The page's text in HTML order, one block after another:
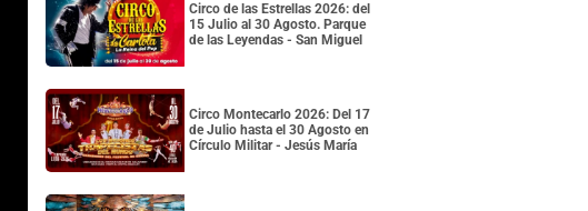
Circo de las Estrellas 2026: del
15 Julio al 30 Agosto. Parque
de las Leyendas - San Miguel
Circo Montecarlo 2026: Del 17
de Julio hasta el 30 Agosto en
Círculo Militar - Jesús María